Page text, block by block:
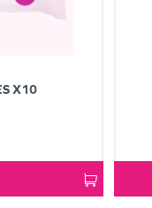
X10